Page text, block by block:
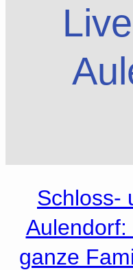
Schloss-
ganze